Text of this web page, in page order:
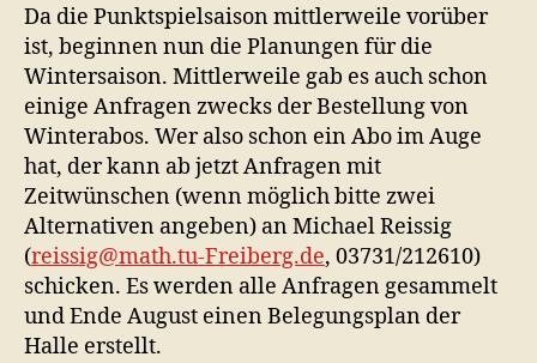
Da die Punktspielsaison mittlerweile vorüber
ist, beginnen nun die Planungen für die
Wintersaison. Mittlerweile gab es auch schon
einige Anfragen zwecks der Bestellung von
Winterabos. Wer also schon ein Abo im Auge
hat, der kann ab jetzt Anfragen mit
Zeitwünschen (wenn möglich bitte zwei
Alternativen angeben) an Michael Reissig
(reissig@math.tu-Freiberg.de, 03731/212610)
schicken. Es werden alle Anfragen gesammelt
und Ende August einen Belegungsplan der
Halle erstellt.